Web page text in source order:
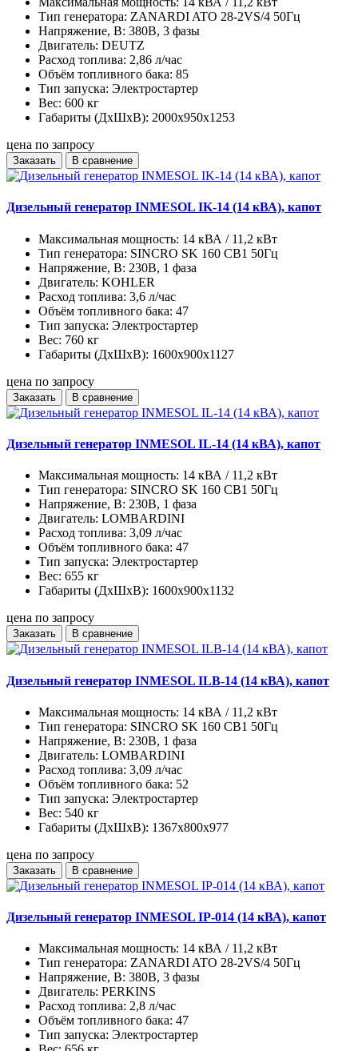
Тип генератора: ZANARDI ATO 28-2VS/4 50Гц
Напряжение, В: 380В, 3 фазы
Двигатель: DEUTZ
Расход топлива: 2,86 л/час
Объём топливного бака: 85
Тип запуска: Электростартер
Вес: 600 кг
Габариты (ДхШхВ): 2000х950х1253
цена по запросу
Заказать В сравнение
Дизельный генератор INMESOL IK-14 (14 кВА), капот
Максимальная мощность: 14 кВА / 11,2 кВт
Тип генератора: SINCRO SK 160 CB1 50Гц
Напряжение, В: 230В, 1 фаза
Двигатель: KOHLER
Расход топлива: 3,6 л/час
Объём топливного бака: 47
Тип запуска: Электростартер
Вес: 760 кг
Габариты (ДхШхВ): 1600х900х1127
цена по запросу
Заказать В сравнение
Дизельный генератор INMESOL IL-14 (14 кВА), капот
Максимальная мощность: 14 кВА / 11,2 кВт
Тип генератора: SINCRO SK 160 CB1 50Гц
Напряжение, В: 230В, 1 фаза
Двигатель: LOMBARDINI
Расход топлива: 3,09 л/час
Объём топливного бака: 47
Тип запуска: Электростартер
Вес: 655 кг
Габариты (ДхШхВ): 1600х900х1132
цена по запросу
Заказать В сравнение
Дизельный генератор INMESOL ILB-14 (14 кВА), капот
Максимальная мощность: 14 кВА / 11,2 кВт
Тип генератора: SINCRO SK 160 CB1 50Гц
Напряжение, В: 230В, 1 фаза
Двигатель: LOMBARDINI
Расход топлива: 3,09 л/час
Объём топливного бака: 52
Тип запуска: Электростартер
Вес: 540 кг
Габариты (ДхШхВ): 1367х800х977
цена по запросу
Заказать В сравнение
Дизельный генератор INMESOL IP-014 (14 кВА), капот
Максимальная мощность: 14 кВА / 11,2 кВт
Тип генератора: ZANARDI ATO 28-2VS/4 50Гц
Напряжение, В: 380В, 3 фазы
Двигатель: PERKINS
Расход топлива: 2,8 л/час
Объём топливного бака: 47
Тип запуска: Электростартер